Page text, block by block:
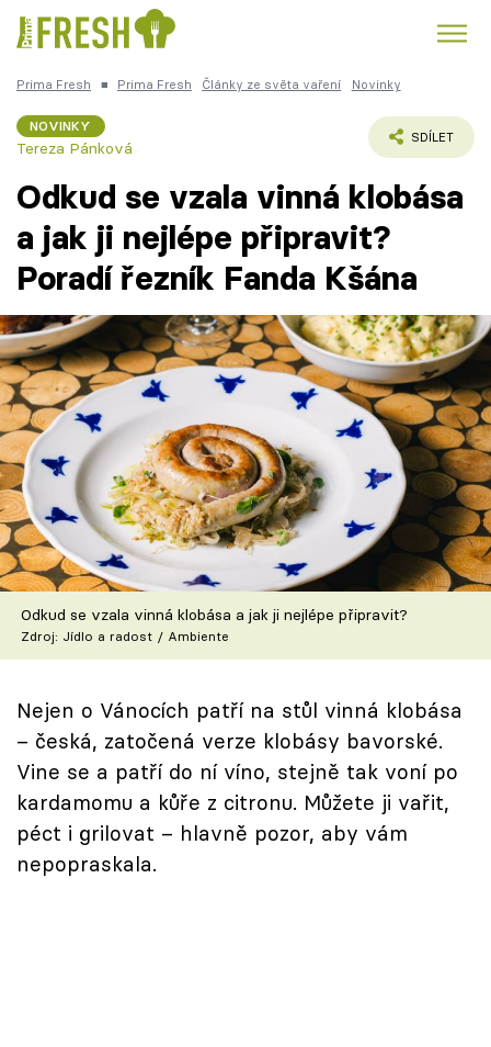
Česká kuchyně
Témata
Recepty
Články
TV Program
Škola vaření
Recepty z TV
Speciál: Cuketa
Sledujte prima+
Přihlášení
Sledujte nás
Prima Fresh ■ Prima Fresh Články ze světa vaření Novinky
NOVINKY
Tereza Pánková
SDÍLET
Odkud se vzala vinná klobása
a jak ji nejlépe připravit?
Poradí řezník Fanda Kšána
Odkud se vzala vinná klobása a jak ji nejlépe připravit?
Zdroj: Jídlo a radost / Ambiente
Nejen o Vánocích patří na stůl vinná klobása
– česká, zatočená verze klobásy bavorské.
Vine se a patří do ní víno, stejně tak voní po
kardamomu a kůře z citronu. Můžete ji vařit,
péct i grilovat – hlavně pozor, aby vám
nepopraskala.